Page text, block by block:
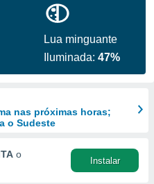
Lua minguante
Iluminada:47%
nas próximas horas;
o Sudeste
o
Instalar